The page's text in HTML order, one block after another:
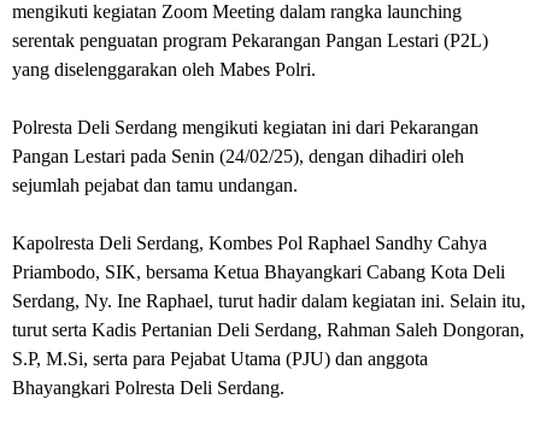
mengikuti kegiatan Zoom Meeting dalam rangka launching
serentak penguatan program Pekarangan Pangan Lestari (P2L)
yang diselenggarakan oleh Mabes Polri.
Polresta Deli Serdang mengikuti kegiatan ini dari Pekarangan
Pangan Lestari pada Senin (24/02/25), dengan dihadiri oleh
sejumlah pejabat dan tamu undangan.
Kapolresta Deli Serdang, Kombes Pol Raphael Sandhy Cahya
Priambodo, SIK, bersama Ketua Bhayangkari Cabang Kota Deli
Serdang, Ny. Ine Raphael, turut hadir dalam kegiatan ini. Selain itu,
turut serta Kadis Pertanian Deli Serdang, Rahman Saleh Dongoran,
S.P, M.Si, serta para Pejabat Utama (PJU) dan anggota
Bhayangkari Polresta Deli Serdang.